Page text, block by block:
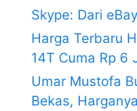
Skype: Dari
Harga Terbaru
14T Cuma Rp 6
Umar Mustofa
Bekas,